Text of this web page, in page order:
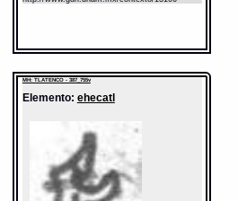
MH: TLATENCO - 387_755v
Elemento: ehecatl